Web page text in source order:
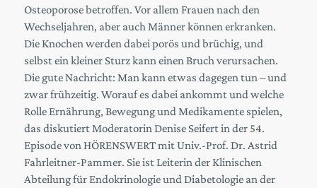
Osteoporose betroffen. Vor allem Frauen nach den
Wechseljahren, aber auch Männer können erkranken.
Die Knochen werden dabei porös und brüchig, und
selbst ein kleiner Sturz kann einen Bruch verursachen.
Die gute Nachricht: Man kann etwas dagegen tun – und
zwar frühzeitig. Worauf es dabei ankommt und welche
Rolle Ernährung, Bewegung und Medikamente spielen,
das diskutiert Moderatorin Denise Seifert in der 54.
Episode von HÖRENSWERT mit Univ.-Prof. Dr. Astrid
Fahrleitner-Pammer. Sie ist Leiterin der Klinischen
Abteilung für Endokrinologie und Diabetologie an der